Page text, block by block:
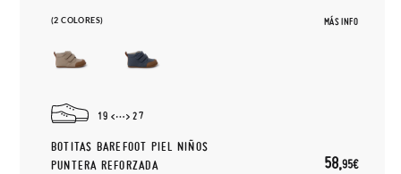
(2 COLORES) MÁS INFO
19 27
BOTITAS BAREFOOT PIEL NIÑOS
PUNTERA REFORZADA
58,95€